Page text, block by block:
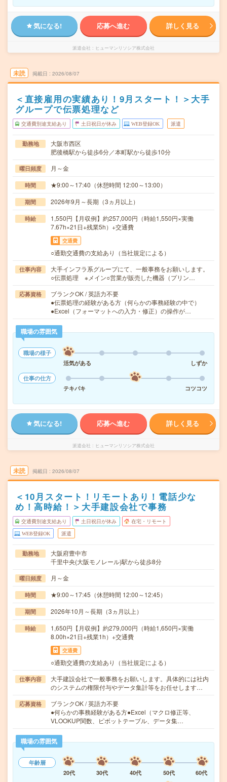
気になる! 応募へ進む 詳しく見る
派遣会社 ヒューマンリソシア株式会社
未読 掲載日 2026/08/07
＜直接雇用の実績あり！9月スタート！＞大手
グループで伝票処理など
交通費別途支給あり 土日祝日が休み WEB登録OK 派遣
勤務地
大阪市西区
肥後橋駅から徒歩6分／本町駅から徒歩10分
曜日頻度 月～金
時間 ★9:00～17:40（休憩時間 12:00～13:00）
期間 2026年9月～長期（3ヵ月以上）
時給
1,550円【月収例】約257,000円（時給1,550円×実働
7.67h×21日+残業5h）+交通費
交通費
○通勤交通費の支給あり（当社規定による）
仕事内容
大手インフラ系グループにて、一般事務をお願いします。
○伝票処理 ※メイン○営業が販売した機器（プリン…
応募資格
ブランクOK / 英語力不要
●伝票処理の経験がある方（何らかの事務経験の中で）
●Excel（フォーマットへの入力・修正）の操作が…
職場の雰囲気
職場の様子
活気がある
しずか
仕事の仕方
テキパキ
コツコツ
気になる! 応募へ進む 詳しく見る
派遣会社 ヒューマンリソシア株式会社
未読 掲載日 2026/08/07
＜10月スタート！リモートあり！電話少な
め！高時給！＞大手建設会社で事務
交通費別途支給あり 土日祝日が休み 在宅・リモート
WEB登録OK 派遣
勤務地
大阪府豊中市
千里中央(大阪モノレール)駅から徒歩8分
曜日頻度 月～金
時間 ★9:00～17:45（休憩時間 12:00～12:45）
期間 2026年10月～長期（3ヵ月以上）
時給
1,650円【月収例】約279,000円（時給1,650円×実働
8.00h×21日+残業1h）+交通費
交通費
○通勤交通費の支給あり（当社規定による）
仕事内容
大手建設会社で一般事務をお願いします。具体的には社内
のシステムの権限付与やデータ集計等をお任せします…
応募資格
ブランクOK / 英語力不要
●何らかの事務経験がある方●Excel（マクロ修正等、
VLOOKUP関数、ピボットテーブル、データ集…
職場の雰囲気
年齢層
20代
30代 40代 50代
60代